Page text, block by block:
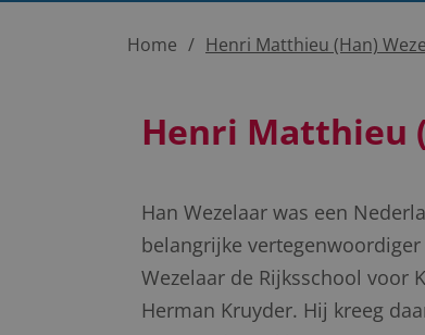
Home Henri Matthieu (Han)
Henri Matthieu
Han Wezelaar was een
belangrijke
Wezelaar de Rijksschool voor
Herman Kruyder. Hij kreeg